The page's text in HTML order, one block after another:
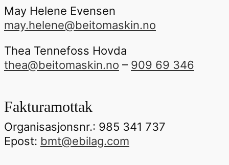
May Helene Evensen
may.helene@beitomaskin.no
Thea Tennefoss Hovda
thea@beitomaskin.no – 909 69 346
Fakturamottak
Organisasjonsnr.: 985 341 737
Epost: bmt@ebilag.com